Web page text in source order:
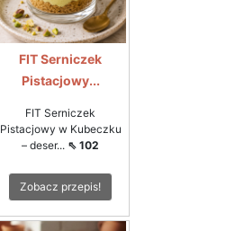
FIT Serniczek
Pistacjowy...
FIT Serniczek
Pistacjowy w Kubeczku
– deser... ⇖ 102
Zobacz przepis!